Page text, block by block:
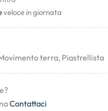
veloce in giornata
terra, Piastrellista
Contattaci